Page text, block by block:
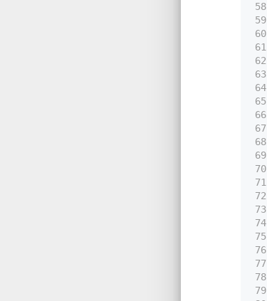
58
59
60
61
62
63
64
65
66
67
68
69
70
71
72
73
74
75
76
77
78
79